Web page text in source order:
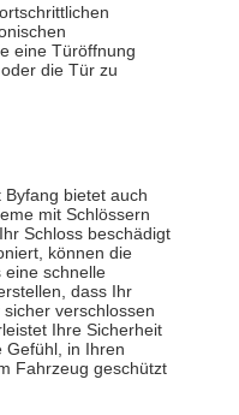
eine Türöffnung
die Tür zu
bietet auch
mit Schlössern
Schloss beschädigt
können die
eine schnelle
dass Ihr
verschlossen
Ihre Sicherheit
Gefühl, in Ihren
Fahrzeug geschützt